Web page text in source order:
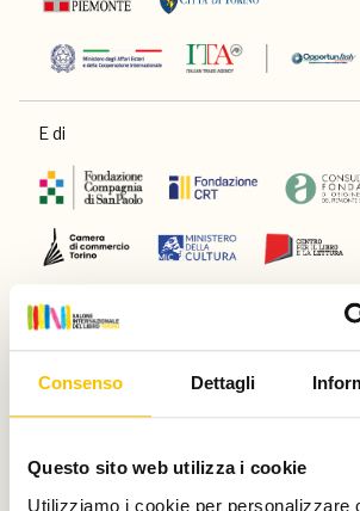
Consenso Dettagli
Questo sito web utilizza i cookie
Utilizziamo i cookie per personalizzare
E di
Main partner